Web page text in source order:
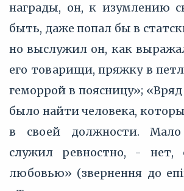
награды, он, к изумлению
быть, даже попал бы в
но выслужил он, как
его товарищи, пряжку в
геморрой в поясницу»;
было найти человека,
в своей должности. Мало
служил ревностно, - нет,
любовью» (звернення до